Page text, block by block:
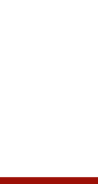
Danmark 4-2